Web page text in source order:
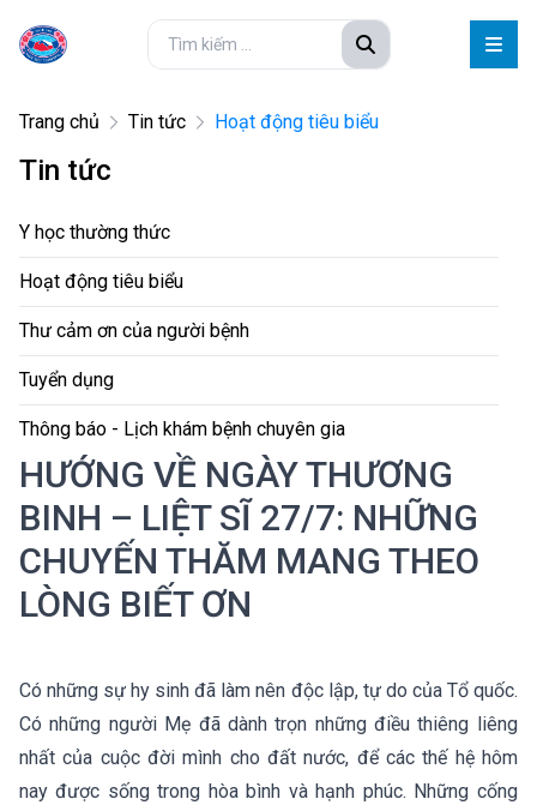
Trang chủ Tin tức Hoạt động tiêu biểu
Tin tức
Y học thường thức
Hoạt động tiêu biểu
Thư cảm ơn của người bệnh
Tuyển dụng
Thông báo - Lịch khám bệnh chuyên gia
HƯỚNG VỀ NGÀY THƯƠNG
BINH – LIỆT SĨ 27/7: NHỮNG
CHUYẾN THĂM MANG THEO
LÒNG BIẾT ƠN
Có những sự hy sinh đã làm nên độc lập, tự do của Tổ quốc.
Có những người Mẹ đã dành trọn những điều thiêng liêng
nhất của cuộc đời mình cho đất nước, để các thế hệ hôm
nay được sống trong hòa bình và hạnh phúc. Những cống